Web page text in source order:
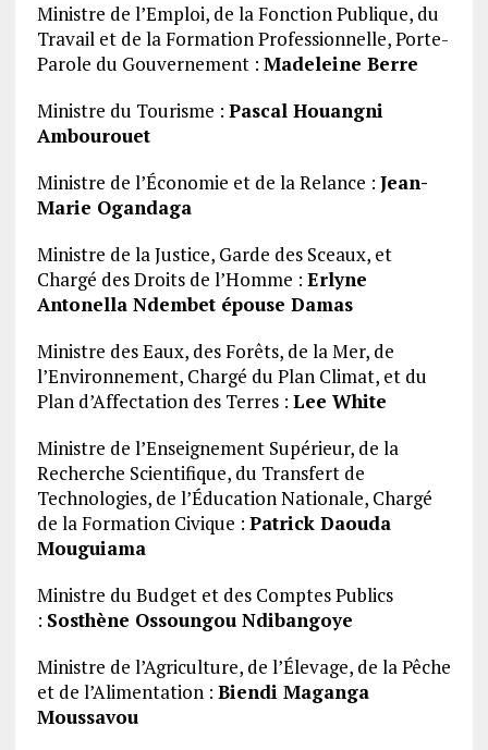
Ministre de l’Emploi, de la Fonction Publique, du
Travail et de la Formation Professionnelle, Porte-
Parole du Gouvernement : Madeleine Berre
Ministre du Tourisme : Pascal Houangni
Ambourouet
Ministre de l’Économie et de la Relance : Jean-
Marie Ogandaga
Ministre de la Justice, Garde des Sceaux, et
Chargé des Droits de l’Homme : Erlyne
Antonella Ndembet épouse Damas
Ministre des Eaux, des Forêts, de la Mer, de
l’Environnement, Chargé du Plan Climat, et du
Plan d’Affectation des Terres : Lee White
Ministre de l’Enseignement Supérieur, de la
Recherche Scientifique, du Transfert de
Technologies, de l’Éducation Nationale, Chargé
de la Formation Civique : Patrick Daouda
Mouguiama
Ministre du Budget et des Comptes Publics
: Sosthène Ossoungou Ndibangoye
Ministre de l’Agriculture, de l’Élevage, de la Pêche
et de l’Alimentation : Biendi Maganga
Moussavou